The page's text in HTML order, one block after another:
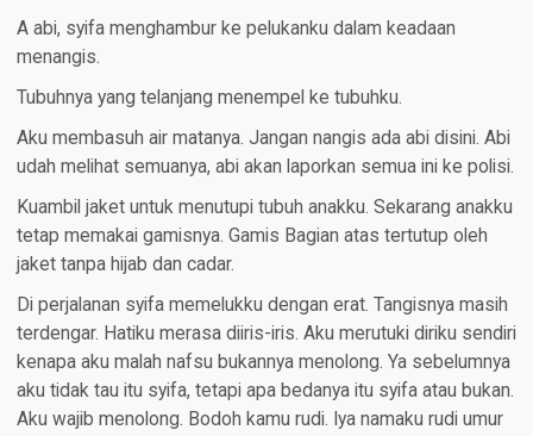
A abi, syifa menghambur ke pelukanku dalam keadaan
menangis.
Tubuhnya yang telanjang menempel ke tubuhku.
Aku membasuh air matanya. Jangan nangis ada abi disini. Abi
udah melihat semuanya, abi akan laporkan semua ini ke polisi.
Kuambil jaket untuk menutupi tubuh anakku. Sekarang anakku
tetap memakai gamisnya. Gamis Bagian atas tertutup oleh
jaket tanpa hijab dan cadar.
Di perjalanan syifa memelukku dengan erat. Tangisnya masih
terdengar. Hatiku merasa diiris-iris. Aku merutuki diriku sendiri
kenapa aku malah nafsu bukannya menolong. Ya sebelumnya
aku tidak tau itu syifa, tetapi apa bedanya itu syifa atau bukan.
Aku wajib menolong. Bodoh kamu rudi. Iya namaku rudi umur